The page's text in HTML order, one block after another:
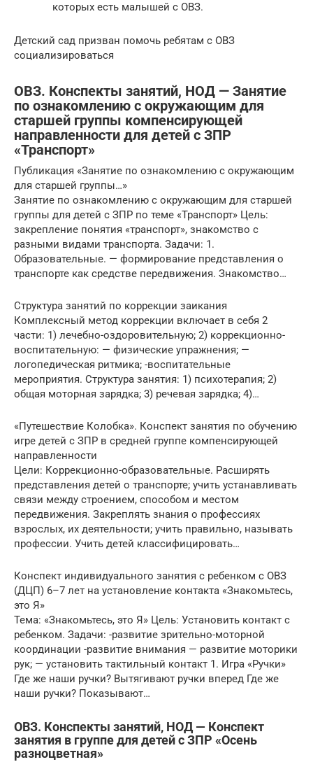
которых есть малышей с ОВЗ.
Детский сад призван помочь ребятам с ОВЗ
социализироваться
ОВЗ. Конспекты занятий, НОД — Занятие
по ознакомлению с окружающим для
старшей группы компенсирующей
направленности для детей с ЗПР
«Транспорт»
Публикация «Занятие по ознакомлению с окружающим
для старшей группы…»
Занятие по ознакомлению с окружающим для старшей
группы для детей с ЗПР по теме «Транспорт» Цель:
закрепление понятия «транспорт», знакомство с
разными видами транспорта. Задачи: 1.
Образовательные. — формирование представления о
транспорте как средстве передвижения. Знакомство…
Структура занятий по коррекции заикания
Комплексный метод коррекции включает в себя 2
части: 1) лечебно-оздоровительную; 2) коррекционно-
воспитательную: — физические упражнения; —
логопедическая ритмика; -воспитательные
мероприятия. Структура занятия: 1) психотерапия; 2)
общая моторная зарядка; 3) речевая зарядка; 4)…
«Путешествие Колобка». Конспект занятия по обучению
игре детей с ЗПР в средней группе компенсирующей
направленности
Цели: Коррекционно-образовательные. Расширять
представления детей о транспорте; учить устанавливать
связи между строением, способом и местом
передвижения. Закреплять знания о профессиях
взрослых, их деятельности; учить правильно, называть
профессии. Учить детей классифицировать…
Конспект индивидуального занятия с ребенком с ОВЗ
(ДЦП) 6–7 лет на установление контакта «Знакомьтесь,
это Я»
Тема: «Знакомьтесь, это Я» Цель: Установить контакт с
ребенком. Задачи: -развитие зрительно-моторной
координации -развитие внимания — развитие моторики
рук; — установить тактильный контакт 1. Игра «Ручки»
Где же наши ручки? Вытягивают ручки вперед Где же
наши ручки? Показывают…
ОВЗ. Конспекты занятий, НОД — Конспект
занятия в группе для детей с ЗПР «Осень
разноцветная»